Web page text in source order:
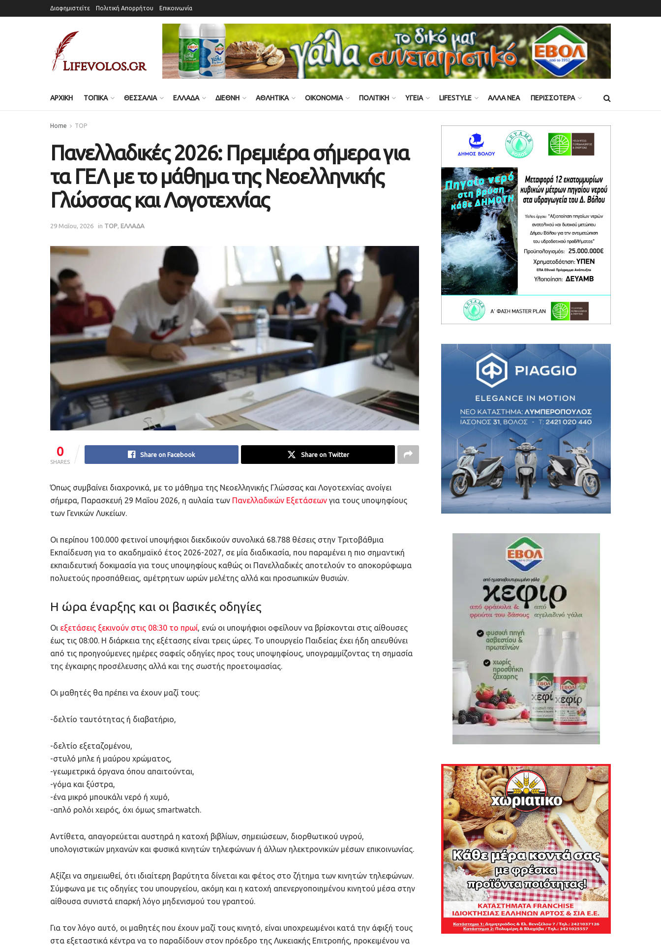
Διαφημιστείτε Πολιτική Απορρήτου Επικοινωνία
ΑΡΧΙΚΗ ΤΟΠΙΚΑ ΘΕΣΣΑΛΙΑ ΕΛΛΑΔΑ ΔΙΕΘΝΗ ΑΘΛΗΤΙΚΑ ΟΙΚΟΝΟΜΙΑ ΠΟΛΙΤΙΚΗ ΥΓΕΙΑ LIFESTYLE ΑΛΛΑ ΝΕΑ ΠΕΡΙΣΣΟΤΕΡΑ
Home TOP
Πανελλαδικές 2026: Πρεμιέρα σήμερα για
τα ΓΕΛ με το μάθημα της Νεοελληνικής
Γλώσσας και Λογοτεχνίας
29 Μαΐου, 2026 in TOP ΕΛΛΑΔΑ
0
SHARES
Share on Facebook Share on Twitter
Όπως συμβαίνει διαχρονικά, με το μάθημα της Νεοελληνικής Γλώσσας και Λογοτεχνίας ανοίγει
σήμερα, Παρασκευή 29 Μαΐου 2026, η αυλαία των Πανελλαδικών Εξετάσεων για τους υποψηφίους
των Γενικών Λυκείων.
Οι περίπου 100.000 φετινοί υποψήφιοι διεκδικούν συνολικά 68.788 θέσεις στην Τριτοβάθμια
Εκπαίδευση για το ακαδημαϊκό έτος 2026-2027, σε μία διαδικασία, που παραμένει η πιο σημαντική
εκπαιδευτική δοκιμασία για τους υποψηφίους καθώς οι Πανελλαδικές αποτελούν το αποκορύφωμα
πολυετούς προσπάθειας, αμέτρητων ωρών μελέτης αλλά και προσωπικών θυσιών.
Η ώρα έναρξης και οι βασικές οδηγίες
Οι εξετάσεις ξεκινούν στις 08:30 το πρωί, ενώ οι υποψήφιοι οφείλουν να βρίσκονται στις αίθουσες
έως τις 08:00. Η διάρκεια της εξέτασης είναι τρεις ώρες. Το υπουργείο Παιδείας έχει ήδη απευθύνει
από τις προηγούμενες ημέρες σαφείς οδηγίες προς τους υποψηφίους, υπογραμμίζοντας τη σημασία
της έγκαιρης προσέλευσης αλλά και της σωστής προετοιμασίας.
Οι μαθητές θα πρέπει να έχουν μαζί τους:
-δελτίο ταυτότητας ή διαβατήριο,
-δελτίο εξεταζομένου,
-στυλό μπλε ή μαύρου χρώματος,
-γεωμετρικά όργανα όπου απαιτούνται,
-γόμα και ξύστρα,
-ένα μικρό μπουκάλι νερό ή χυμό,
-απλό ρολόι χειρός, όχι όμως smartwatch.
Αντίθετα, απαγορεύεται αυστηρά η κατοχή βιβλίων, σημειώσεων, διορθωτικού υγρού,
υπολογιστικών μηχανών και φυσικά κινητών τηλεφώνων ή άλλων ηλεκτρονικών μέσων επικοινωνίας.
Αξίζει να σημειωθεί, ότι ιδιαίτερη βαρύτητα δίνεται και φέτος στο ζήτημα των κινητών τηλεφώνων.
Σύμφωνα με τις οδηγίες του υπουργείου, ακόμη και η κατοχή απενεργοποιημένου κινητού μέσα στην
αίθουσα συνιστά επαρκή λόγο μηδενισμού του γραπτού.
Για τον λόγο αυτό, οι μαθητές που έχουν μαζί τους κινητό, είναι υποχρεωμένοι κατά την άφιξή τους
στα εξεταστικά κέντρα να το παραδίδουν στον πρόεδρο της Λυκειακής Επιτροπής, προκειμένου να